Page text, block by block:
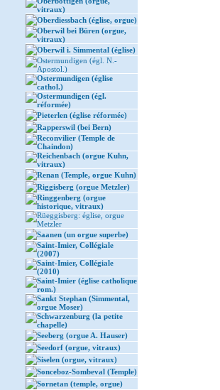
vitraux)
Oberdiessbach (église, orgue)
Oberwil bei Büren (orgue,
vitraux)
Oberwil i. Simmental (église)
Ostermundigen (égl. N.-
Apostol.)
Ostermundigen (église
cathol.)
Ostermundigen (égl.
réformée)
Pieterlen (église réformée)
Rapperswil (bei Bern)
Reconvilier (Temple de
Chaindon)
Reichenbach (orgue Kuhn,
vitraux)
Renan (Temple, orgue Kuhn)
Riggisberg (orgue Metzler)
Ringgenberg (orgue
historique, vitraux)
Rüeggisberg: église, orgue
Metzler
Saanen (un orgue superbe)
Saint-Imier, Collégiale
(2007)
Saint-Imier, Collégiale
(2010)
Saint-Imier (église catholique
rom.)
Sankt Stephan (Simmental,
orgue Moser)
Schwarzenburg (la petite
chapelle)
Seeberg (orgue A. Hauser)
Seedorf (orgue, vitraux)
Siselen (orgue, vitraux)
Sonceboz-Sombeval (Temple)
Sornetan (temple, orgue)